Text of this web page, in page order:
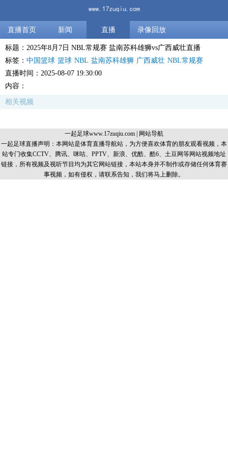
直播首页 新闻 直播 录像回放
标题：2025年8月7日 NBL常规赛 盐南苏科雄狮vs广西威壮直播
标签： 中国篮球 篮球 NBL 盐南苏科雄狮 广西威壮 NBL常规赛
直播时间：2025-08-07 19:30:00
内容：
相关视频
一起足球www.17zuqiu.com | 网站导航
一起足球直播声明：本网站是体育直播导航站，为方便喜欢体育的朋友观看视频，本
站专门收集CCTV、腾讯、咪咕、PPTV、新浪、优酷、酷6、土豆网等网站视频地址
链接，所有视频及视听节目均为其它网站链接，本站本身并不制作或存储任何体育赛
事视频，如有侵权，请联系告知，我们将马上删除。